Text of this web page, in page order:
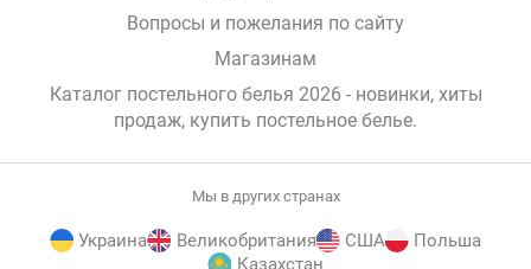
Вопросы и пожелания по сайту
Магазинам
Каталог постельного белья 2026 - новинки, хиты
продаж, купить постельное белье.
Мы в других странах
Украина Великобритания США
Польша
Казахстан